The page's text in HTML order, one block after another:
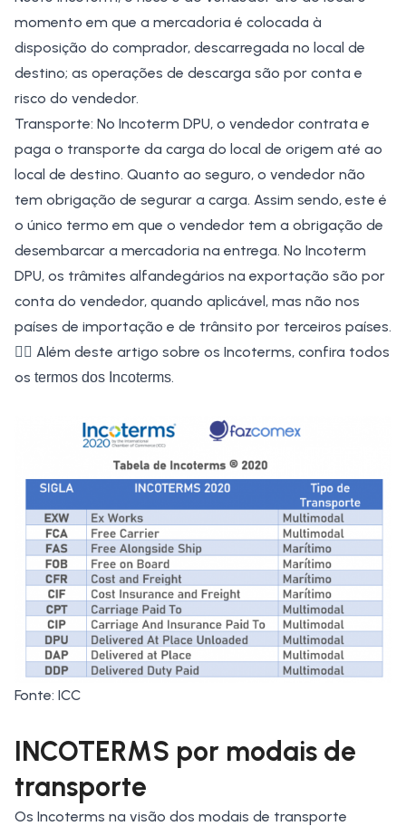
momento em que a mercadoria é colocada à
disposição do comprador, descarregada no local de
destino; as operações de descarga são por conta e
risco do vendedor.
Transporte: No Incoterm DPU, o vendedor contrata e
paga o transporte da carga do local de origem até ao
local de destino. Quanto ao seguro, o vendedor não
tem obrigação de segurar a carga. Assim sendo, este é
o único termo em que o vendedor tem a obrigação de
desembarcar a mercadoria na entrega. No Incoterm
DPU, os trâmites alfandegários na exportação são por
conta do vendedor, quando aplicável, mas não nos
países de importação e de trânsito por terceiros países.
👉🏼 Além deste artigo sobre os Incoterms, confira todos
os termos dos Incoterms.
Fonte: ICC
INCOTERMS por modais de
transporte
Os Incoterms na visão dos modais de transporte